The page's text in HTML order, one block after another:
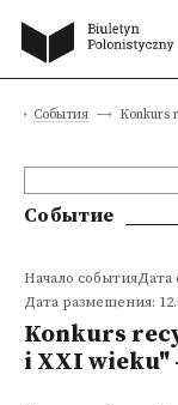
События Konkurs
Событие
Начало событияДата
Дата размещения:
Konkurs
i XXI wieku"